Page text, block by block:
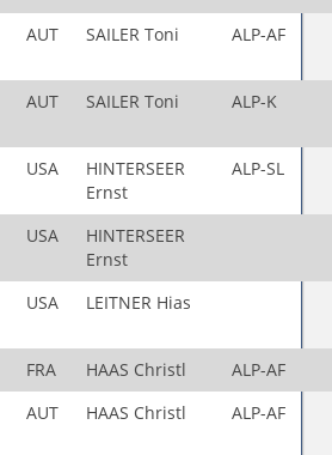
AUT SAILER Toni ALP-AF
AUT SAILER Toni ALP-K
USA
HINTERSEER
Ernst
ALP-SL
USA
HINTERSEER
Ernst
USA LEITNER Hias
FRA HAAS Christl
ALP-AF
AUT HAAS Christl ALP-AF